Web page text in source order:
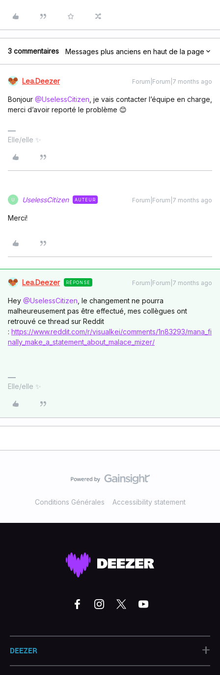
3 commentaires Messages plus anciens en haut de la page
Lea.Deezer Forum|Forum|7 months ago
Bonjour ​ @UselessCitizen , je vais contacter l’équipe en charge,
merci d’avoir reporté le problème 😊
Elle/elle ✨
UselessCitizen AUTEUR Forum|Forum|7 months ago
Merci!
Lea.Deezer RÉPONSE Forum|Forum|7 months ago
Hey ​ @UselessCitizen , le changement ne pourra
malheureusement pas être effectué, mes collègues ont
retrouvé ce thread sur Reddit
: https://www.reddit.com/r/visualkei/comments/1n83293/mana_fi
nally_make_a_statement_about_malace_mizer/
Elle/elle ✨
Conditions Générales Accessibility statement
DEEZER +